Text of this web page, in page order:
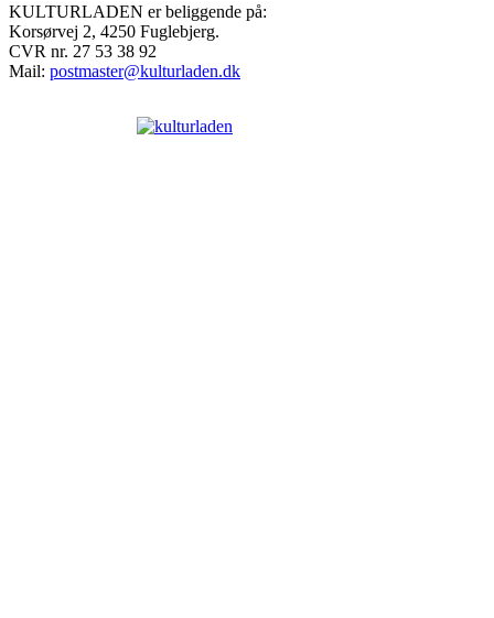
KULTURLADEN er beliggende på:
Korsørvej 2, 4250 Fuglebjerg.
CVR nr. 27 53 38 92
Mail: postmaster@kulturladen.dk